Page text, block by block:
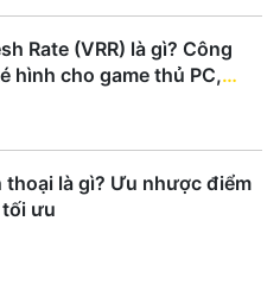
Rate (VRR) là gì? Công
hình cho game thủ PC,
thoại là gì? Ưu nhược điểm
ưu